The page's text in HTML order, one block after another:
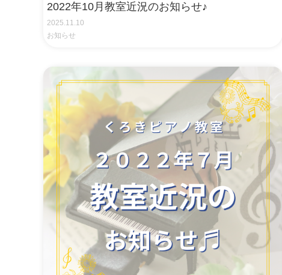
2022年10月教室近況のお知らせ♪
2025.11.10
お知らせ